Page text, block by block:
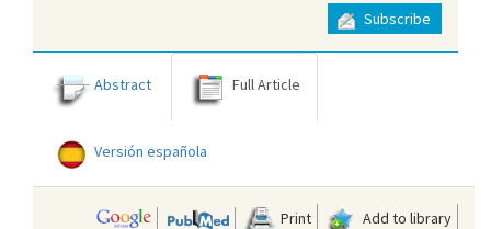
Subscribe
Abstract Full Article
Versión española
Print
Add to library